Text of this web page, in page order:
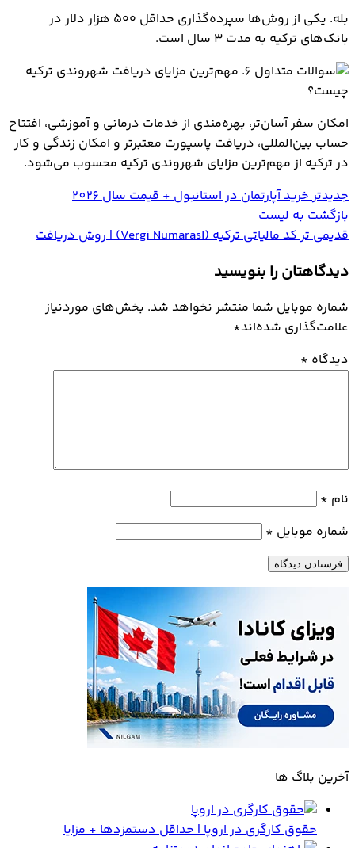
بله. یکی از روش‌ها سپرده‌گذاری حداقل ۵۰۰ هزار دلار در
بانک‌های ترکیه به مدت ۳ سال است.
6. مهم‌ترین مزایای دریافت شهروندی ترکیه
چیست؟
امکان سفر آسان‌تر، بهره‌مندی از خدمات درمانی و آموزشی، افتتاح
حساب بین‌المللی، دریافت پاسپورت معتبرتر و امکان زندگی و کار
در ترکیه از مهم‌ترین مزایای شهروندی ترکیه محسوب می‌شود.
جدیدترخرید آپارتمان در استانبول + قیمت سال 2026
بازگشت به لیست
قدیمی ترکد مالیاتی ترکیه (Vergi Numarası) | روش دریافت
دیدگاهتان را بنویسید
شماره موبایل شما منتشر نخواهد شد. بخش‌های موردنیاز
علامت‌گذاری شده‌اند*
دیدگاه *
نام *
شماره موبایل *
آخرین بلاگ ها
حقوق کارگری در اروپا | حداقل دستمزدها + مزایا